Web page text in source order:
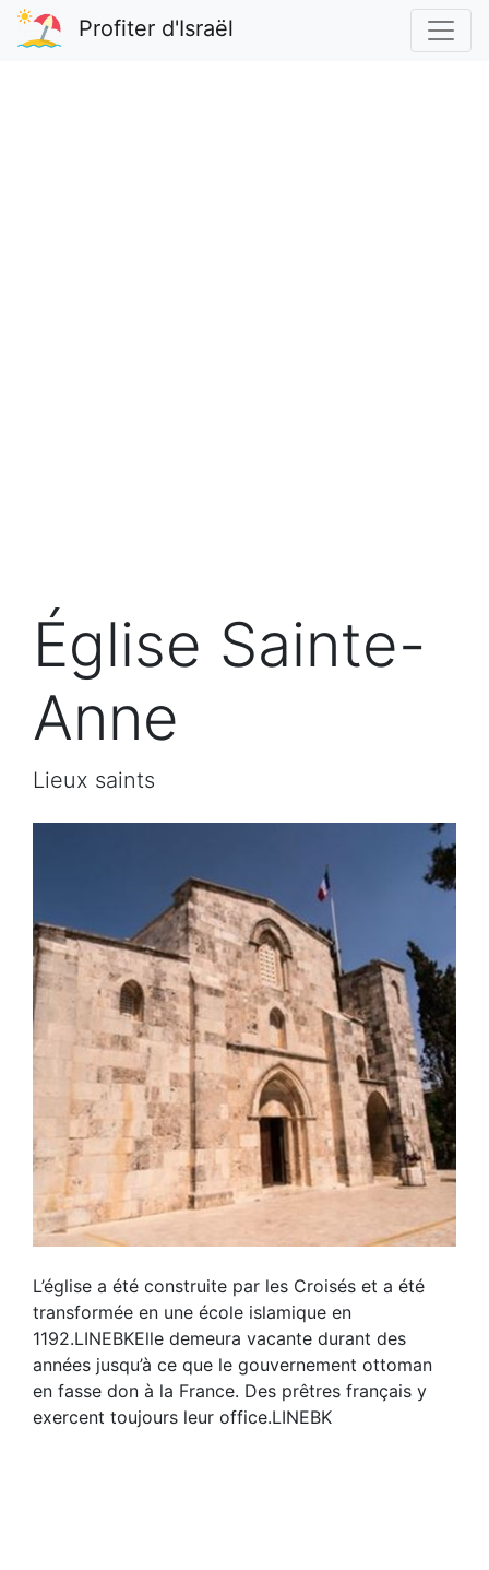
Profiter d'Israël
Église Sainte-
Anne
Lieux saints
L’église a été construite par les Croisés et a été
transformée en une école islamique en
1192.LINEBKElle demeura vacante durant des
années jusqu’à ce que le gouvernement ottoman
en fasse don à la France. Des prêtres français y
exercent toujours leur office.LINEBK